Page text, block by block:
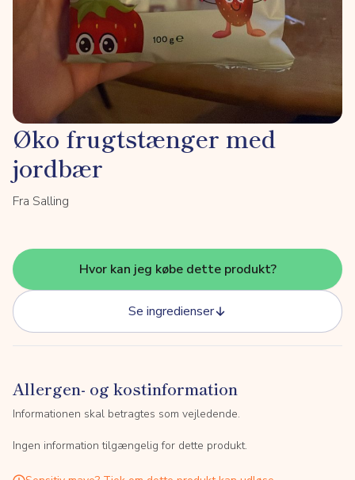
Øko frugtstænger med
jordbær
Fra Salling
Hvor kan jeg købe dette produkt?
Se ingredienser
Allergen- og kostinformation
Informationen skal betragtes som vejledende.
Ingen information tilgængelig for dette produkt.